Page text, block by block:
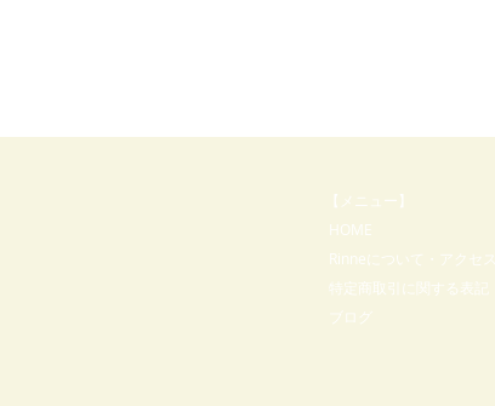
【メニュー】
​ HOME
Rinneについて・アクセス
特定商取引に関する表記
ブログ